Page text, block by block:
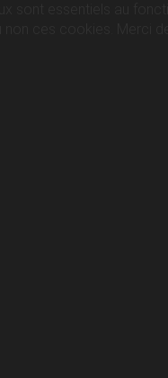
sont essentiels au
ces cookies. Merci